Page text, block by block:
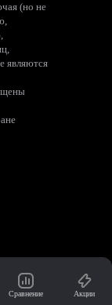
(но не
являются
Сравнение Акции